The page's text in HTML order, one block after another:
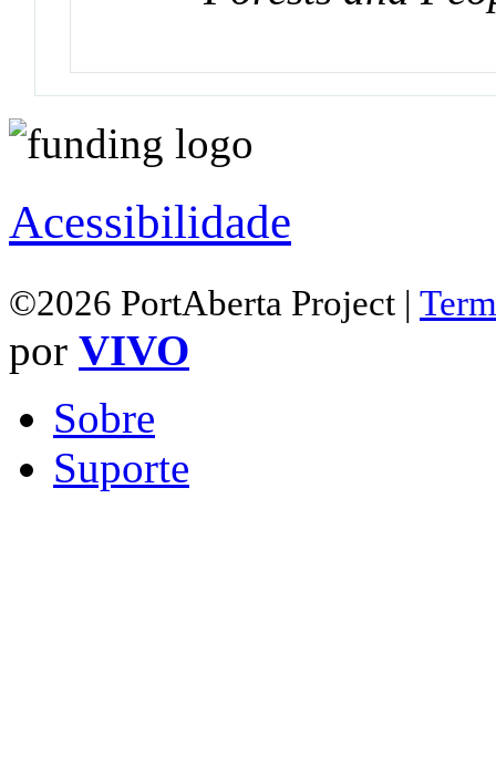
Acessibilidade
©2026 PortAberta Project |
por VIVO
Sobre
Suporte